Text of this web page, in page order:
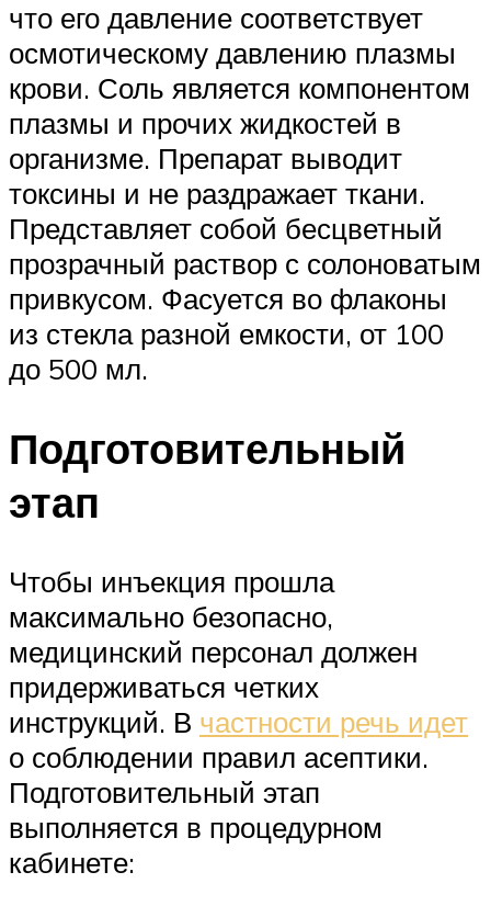
что его давление соответствует
осмотическому давлению плазмы
крови. Соль является компонентом
плазмы и прочих жидкостей в
организме. Препарат выводит
токсины и не раздражает ткани.
Представляет собой бесцветный
прозрачный раствор с солоноватым
привкусом. Фасуется во флаконы
из стекла разной емкости, от 100
до 500 мл.
Подготовительный
этап
Чтобы инъекция прошла
максимально безопасно,
медицинский персонал должен
придерживаться четких
инструкций. В частности речь идет
о соблюдении правил асептики.
Подготовительный этап
выполняется в процедурном
кабинете: